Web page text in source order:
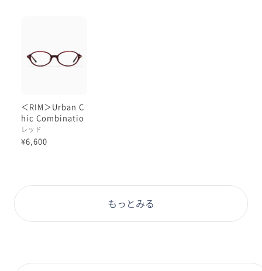
ぜひお試しくださいませ！
お取り扱いです。
※フレームの柄について
カラーの特性上、柄の入り方や濃淡に個体差が生じま
す。そのため、お届けする商品の模様は掲載画像と差異
＜RIM＞Urban C
hic Combinatio
n
レッド
¥6,600
もっとみる